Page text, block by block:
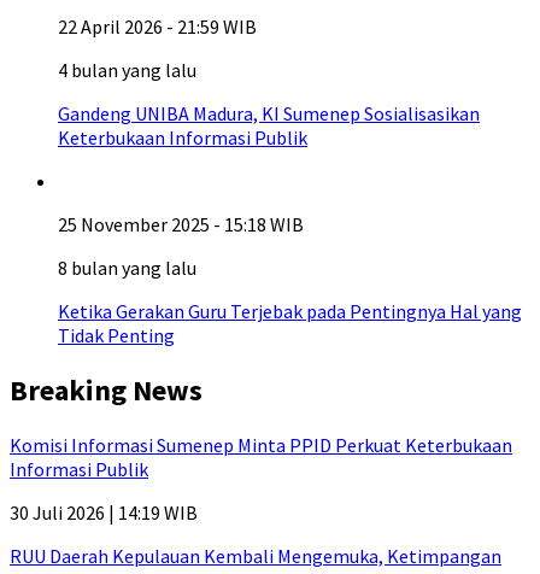
22 April 2026 - 21:59 WIB
4 bulan yang lalu
Gandeng UNIBA Madura, KI Sumenep Sosialisasikan
Keterbukaan Informasi Publik
25 November 2025 - 15:18 WIB
8 bulan yang lalu
Ketika Gerakan Guru Terjebak pada Pentingnya Hal yang
Tidak Penting
Breaking News
Komisi Informasi Sumenep Minta PPID Perkuat Keterbukaan
Informasi Publik
30 Juli 2026 | 14:19 WIB
RUU Daerah Kepulauan Kembali Mengemuka, Ketimpangan